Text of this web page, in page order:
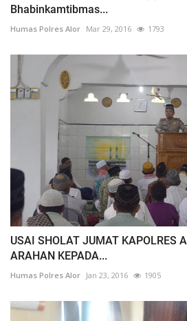
Bhabinkamtibmas...
Humas Polres Alor Mar 29, 2016 1793
USAI SHOLAT JUMAT KAPOLRES
ARAHAN KEPADA...
Humas Polres Alor Jan 23, 2016 1905